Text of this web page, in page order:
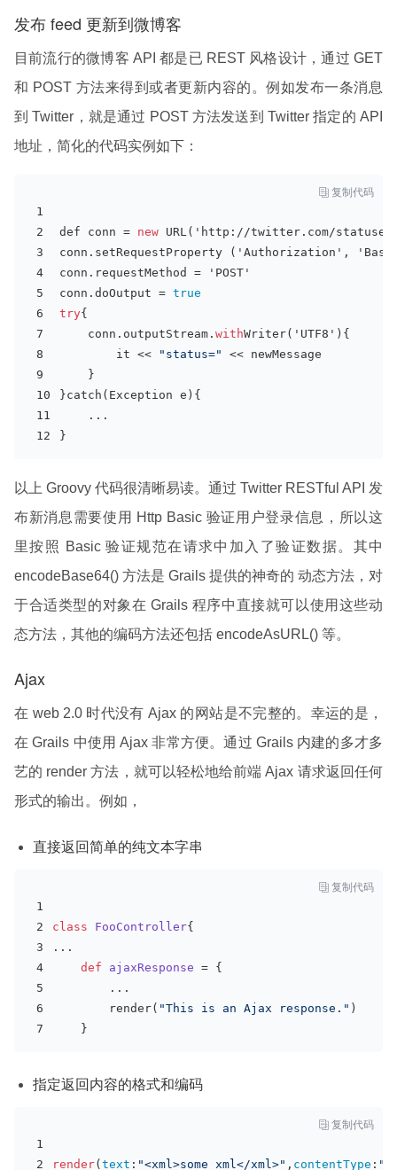
发布 feed 更新到微博客
目前流行的微博客 API 都是已 REST 风格设计，通过 GET
和 POST 方法来得到或者更新内容的。例如发布一条消息
到 Twitter，就是通过 POST 方法发送到 Twitter 指定的 API
地址，简化的代码实例如下：
 复制代码
def conn = new URL(' http : / /twitter . com/statuses
conn.setRequestProperty ('Authorization',
conn.requestMethod = 'POST'
conn.doOutput = true
try{
conn.outputStream. withWriter('UTF8')
it <<
"status="
<< newMessage
}
}catch(Exception e){
...
}
以上 Groovy 代码很清晰易读。通过 Twitter RESTful API 发
布新消息需要使用 Http Basic 验证用户登录信息，所以这
里按照 Basic 验证规范在请求中加入了验证数据。其中
encodeBase64() 方法是 Grails 提供的神奇的 动态方法，对
于合适类型的对象在 Grails 程序中直接就可以使用这些动
态方法，其他的编码方法还包括 encodeAsURL() 等。
Ajax
在 web 2.0 时代没有 Ajax 的网站是不完整的。幸运的是，
在 Grails 中使用 Ajax 非常方便。通过 Grails 内建的多才多
艺的 render 方法，就可以轻松地给前端 Ajax 请求返回任何
形式的输出。例如，
直接返回简单的纯文本字串
 复制代码
class FooController{
...
def
ajaxResponse = {
...
render( "This is an Ajax response." )
}
指定返回内容的格式和编码
 复制代码
render(text : "<xml>some xml</xml>" , contentType :